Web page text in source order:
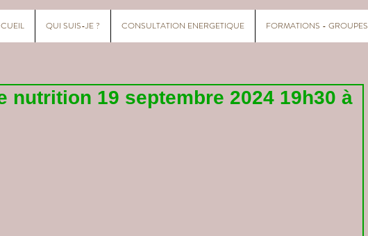
QUI SUIS-JE ? CONSULTATION ENERGETIQUE FORMATIONS - GROUPES
nutrition 19 septembre 2024 19h30 à